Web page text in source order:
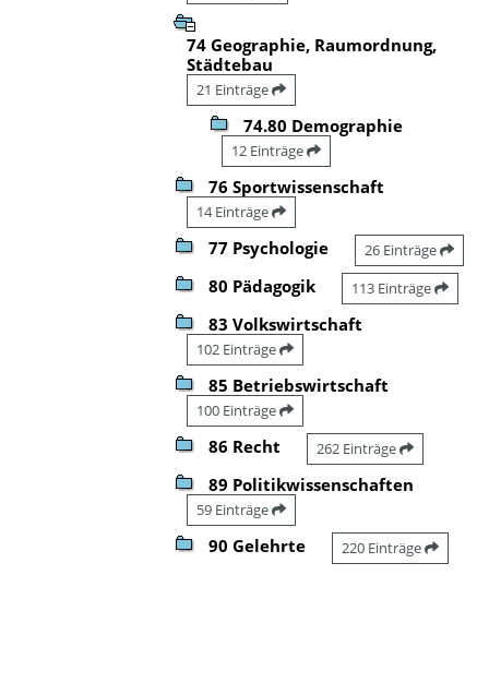
74 Geographie, Raumordnung,
Städtebau
21 Einträge
74.80 Demographie
12 Einträge
76 Sportwissenschaft
14 Einträge
77 Psychologie 26 Einträge
80 Pädagogik 113 Einträge
83 Volkswirtschaft
102 Einträge
85 Betriebswirtschaft
100 Einträge
86 Recht 262 Einträge
89 Politikwissenschaften
59 Einträge
90 Gelehrte 220 Einträge